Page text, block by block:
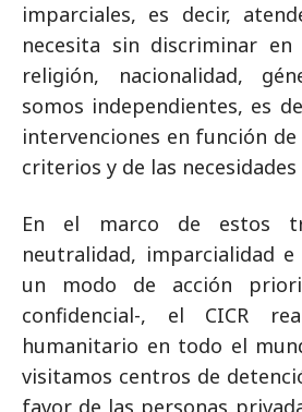
imparciales, es decir,
necesita sin discriminar
religión, nacionalidad,
somos independientes, es
intervenciones en función
criterios y de las
En el marco de estos
neutralidad, imparcialidad e
un modo de acción
confidencial-, el CICR
humanitario en todo el
visitamos centros de
favor de las personas